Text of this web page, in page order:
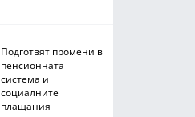
Подготвят промени в
пенсионната
система и
социалните
плащания